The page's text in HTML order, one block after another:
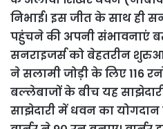
निभाई। इस जीत के साथ ही
पहुंचने की अपनी संभावनाएं
सनराइजर्स को बेहतरीन
ने सलामी जोड़ी के लिए 116
बल्लेबाजों के बीच यह
साझेदारी में धवन का योगदान